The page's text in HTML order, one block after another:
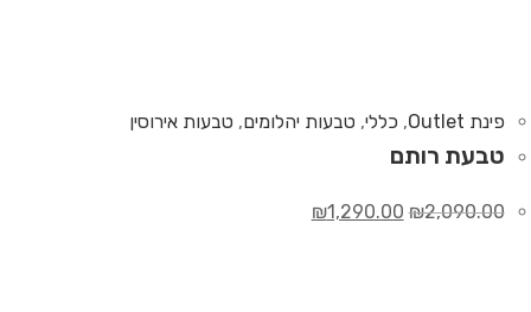
פינת Outlet , כללי, טבעות יהלומים, טבעות אירוסין
טבעת רותם
₪2,090.00
₪1,290.00